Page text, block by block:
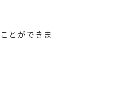
とができま